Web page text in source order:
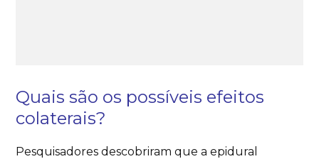
Quais são os possíveis efeitos
colaterais?
Pesquisadores descobriram que a epidural